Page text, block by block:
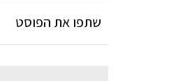
שתפו את הפוסט